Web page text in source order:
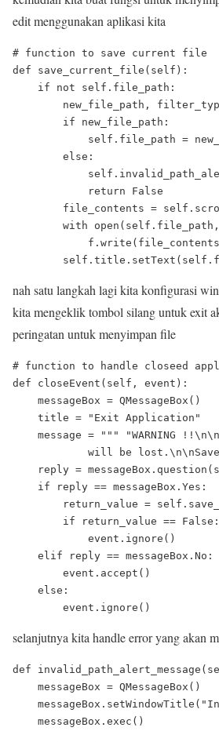
edit menggunakan aplikasi kita
# function to save current file
def save_current_file(self):
    if not self.file_path:
new_file_path,
        if new_file_path:
self.file_path =
        else:
            return False
file_contents =
with
nah satu langkah lagi kita konfigurasi
kita mengeklik tombol silang untuk exit
peringatan untuk menyimpan file
# function to handle closeed
def closeEvent(self, event):
    messageBox = QMessageBox()
    title = "Exit Application"
message = """ "WARNING
will be
reply =
    if reply == messageBox.Yes:
return_value =
        if return_value == False:
            event.ignore()
    elif reply == messageBox.No:
        event.accept()
    else:
selanjutnya kita handle error yang akan
def
    messageBox = QMessageBox()